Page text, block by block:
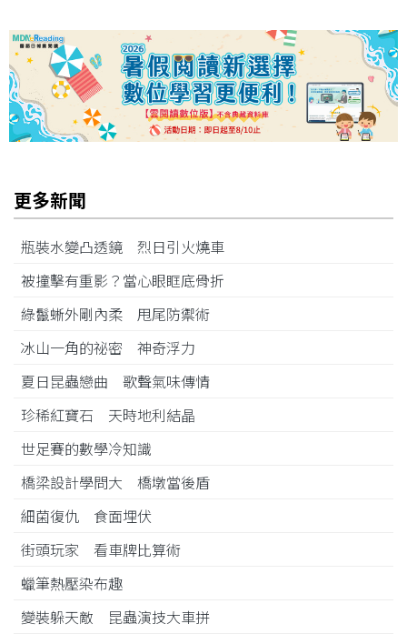
更多新聞
瓶裝水變凸透鏡 烈日引火燒車
被撞擊有重影？當心眼眶底骨折
綠鬣蜥外剛內柔 甩尾防禦術
冰山一角的祕密 神奇浮力
夏日昆蟲戀曲 歌聲氣味傳情
珍稀紅寶石 天時地利結晶
世足賽的數學冷知識
橋梁設計學問大 橋墩當後盾
細菌復仇 食面埋伏
街頭玩家 看車牌比算術
蠟筆熱壓染布趣
變裝躲天敵 昆蟲演技大車拼